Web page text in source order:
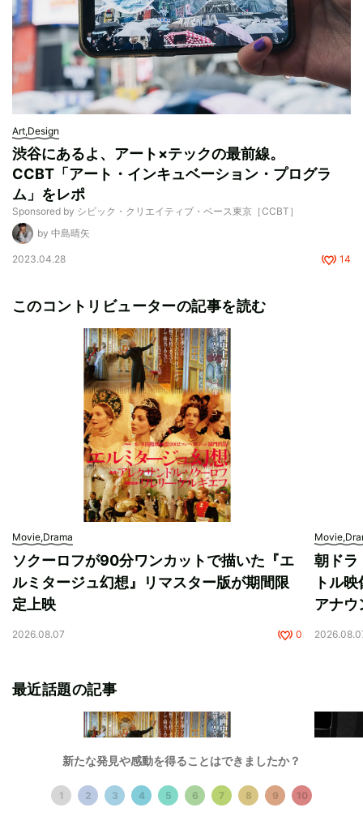
新たな発見や感動を得ることはできましたか？
1 2 3 4 5 6 7 8 9 10
Art,Design
渋谷にあるよ、アート×テックの最前線。
CCBT「アート・インキュベーション・プログラ
ム」をレポ
Sponsored by シビック・クリエイティブ・ベース東京［CCBT］
by 中島晴矢
2023.04.28 14
このコントリビューターの記事を読む
Movie,Drama
ソクーロフが90分ワンカットで描いた『エ
ルミタージュ幻想』リマスター版が期間限
定上映
2026.08.07 0
朝ドラ
トル
アナウ
最近話題の記事